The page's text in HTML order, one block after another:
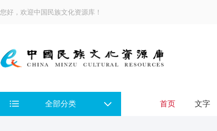
您好，欢迎中国民族文化资源库！
全部分类 首页 文字